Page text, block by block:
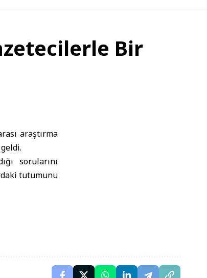
Bir
araştırma
sorularını
tutumunu